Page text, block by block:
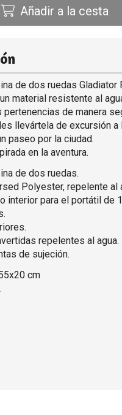
Añadir a la cesta
de dos ruedas Gladiator
material resistente al
pertenencias de manera
llevártela de excursión a
paseo por la ciudad.
en la aventura.
de dos ruedas.
Polyester, repelente al
interior para el portátil de
repelentes al agua.
de sujeción.
cm